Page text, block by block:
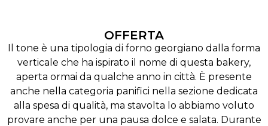
OFFERTA
Il tone è una tipologia di forno georgiano dalla forma
verticale che ha ispirato il nome di questa bakery,
aperta ormai da qualche anno in città. È presente
anche nella categoria panifici nella sezione dedicata
alla spesa di qualità, ma stavolta lo abbiamo voluto
provare anche per una pausa dolce e salata. Durante